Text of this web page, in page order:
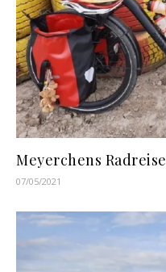
Meyerchens Radreise
07/05/2021